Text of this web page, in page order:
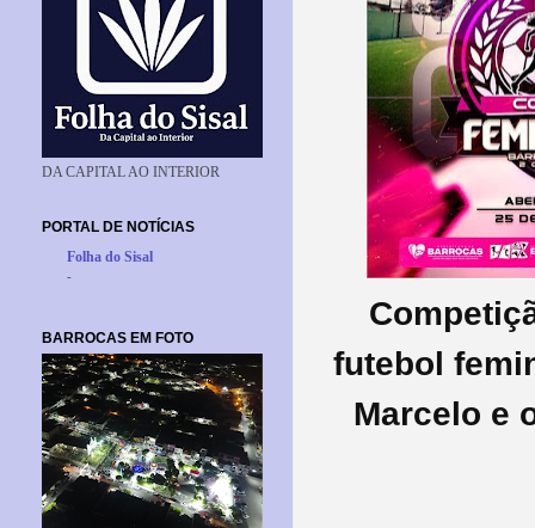
futebol
Marcelo e
DA CAPITAL AO INTERIOR
PORTAL DE NOTÍCIAS
Folha do Sisal
-
BARROCAS EM FOTO